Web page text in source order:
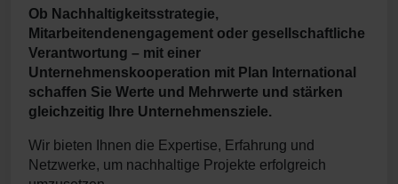
Ob Nachhaltigkeitsstrategie,
Mitarbeitendenengagement oder gesellschaftliche
Verantwortung – mit einer
Unternehmenskooperation mit Plan International
schaffen Sie Werte und Mehrwerte und stärken
gleichzeitig Ihre Unternehmensziele.
Wir bieten Ihnen die Expertise, Erfahrung und
Netzwerke, um nachhaltige Projekte erfolgreich